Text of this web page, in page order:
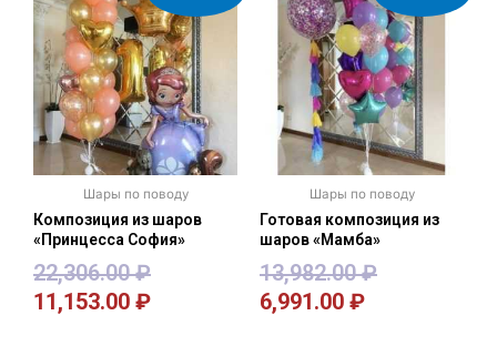
Шары по поводу
Композиция из шаров
«Принцесса София»
22,306.00₽
11,153.00 ₽
Шары по поводу
Готовая композиция из
шаров «Мамба»
13,982.00₽
6,991.00 ₽